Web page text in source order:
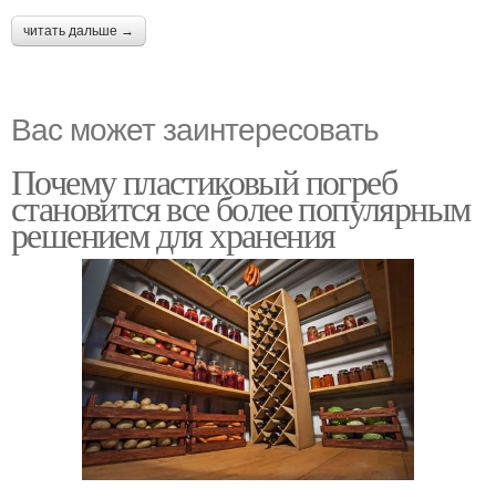
читать дальше →
Вас может заинтересовать
Почему пластиковый погреб
становится все более популярным
решением для хранения